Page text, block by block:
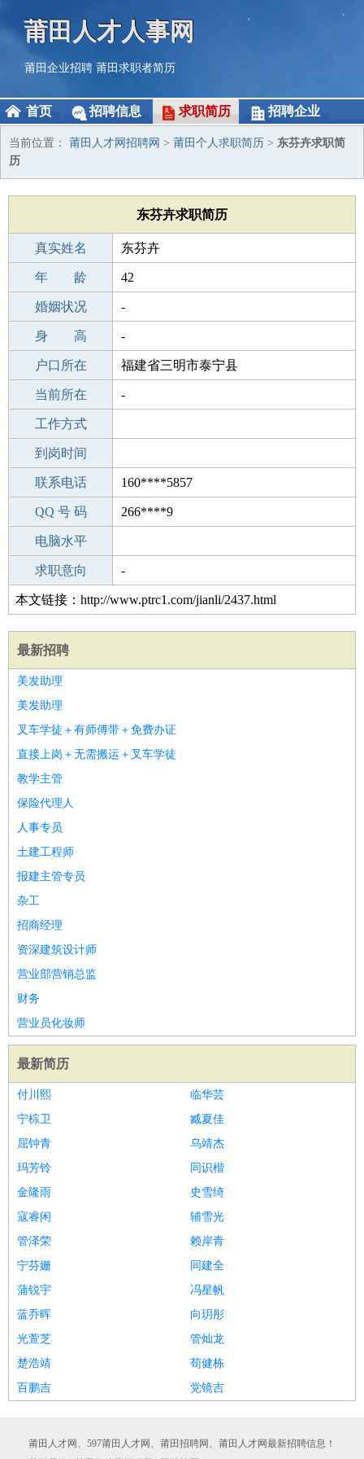
莆田人才人事网
莆田企业招聘 莆田求职者简历
首页 招聘信息 求职简历 招聘企业
当前位置： 莆田人才网招聘网 > 莆田个人求职简历 > 东芬卉求职简
历
东芬卉求职简历
真实姓名 东芬卉
性 别 女
年 龄 42
出生年月 1984-05-07
婚姻状况 -
学 历 高中
身 高 -
毕业学校 三明槐南中学
户口所在 福建省三明市泰宁县
所学专业 -
当前所在 -
工作经验
工作方式
驾 照
到岗时间
期望月薪
联系电话 160****5857
手机号码 160****5857
QQ 号 码 266****9
微信号码
电脑水平
外语水平
求职意向 -
本文链接：http://www.ptrc1.com/jianli/2437.html
最新招聘
美发助理
美发助理
叉车学徒＋有师傅带＋免费办证
直接上岗＋无需搬运＋叉车学徒
教学主管
保险代理人
人事专员
土建工程师
报建主管专员
杂工
招商经理
资深建筑设计师
营业部营销总监
财务
营业员化妆师
最新简历
付川熙
临华芸
宁棕卫
臧夏佳
屈钟青
乌靖杰
玛芳铃
同识楷
金隆雨
史雪绮
寇睿闲
辅雪光
管泽荣
赖岸青
宁芬姗
同建全
蒲锐宇
冯星帆
蓝乔晖
向玥彤
光萱芝
管灿龙
楚浩靖
荀健栋
百鹏吉
党镜吉
莆田人才网、597莆田人才网、莆田招聘网、莆田人才网最新招聘信息！